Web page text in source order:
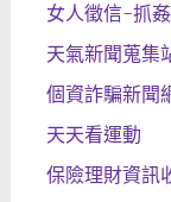
女人徵信-抓
天氣新聞蒐集
個資詐騙新聞
天天看運動
保險理財資訊